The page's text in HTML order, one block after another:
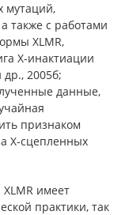
мутаций,
также с работами
XLMR,
Х-инактиации
2005б;
данные,
признаком
Х-сцепленных
имеет
практики, так